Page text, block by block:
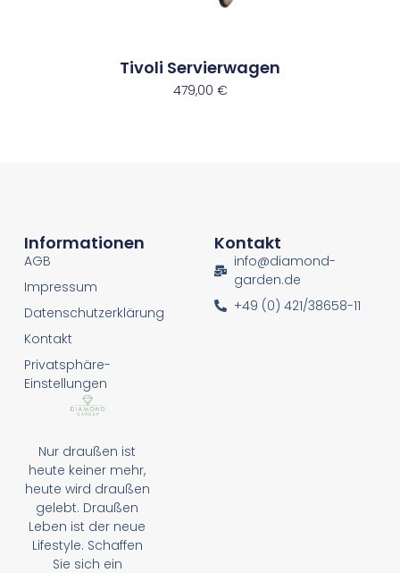
Tivoli Servierwagen
479,00 €
Nur draußen ist
heute keiner mehr,
heute wird draußen
gelebt. Draußen
Leben ist der neue
Lifestyle. Schaffen
Sie sich ein
Informationen
AGB
Impressum
Datenschutzerklärung
Kontakt
Privatsphäre-
Einstellungen
Kontakt
info@diamond-
garden.de
+49 (0) 421/38658-11